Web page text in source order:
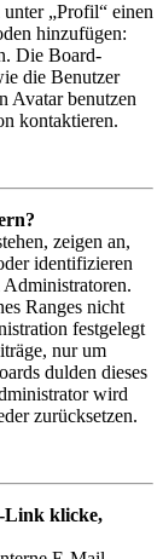
„Profil“ einen
hinzufügen:
Die Board-
die Benutzer
Avatar benutzen
kontaktieren.
zeigen an,
identifizieren
Ranges nicht
festgelegt
nur um
dulden dieses
wird
zurücksetzen.
Link klicke,